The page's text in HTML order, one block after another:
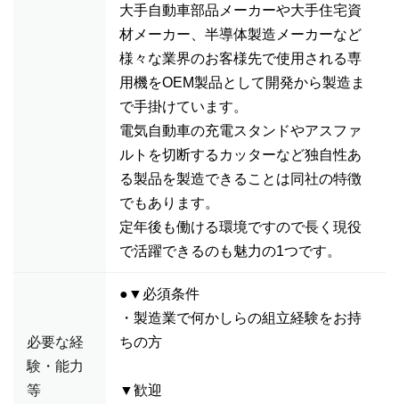
大手自動車部品メーカーや大手住宅資
材メーカー、半導体製造メーカーなど
様々な業界のお客様先で使用される専
用機をOEM製品として開発から製造ま
で手掛けています。
電気自動車の充電スタンドやアスファ
ルトを切断するカッターなど独自性あ
る製品を製造できることは同社の特徴
でもあります。
定年後も働ける環境ですので長く現役
で活躍できるのも魅力の1つです。
必要な経
験・能力
等
●▼必須条件
・製造業で何かしらの組立経験をお持
ちの方
▼歓迎